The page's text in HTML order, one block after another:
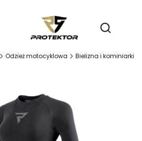
Otwórz
Odzież motocyklowa Bielizna i kominiarki